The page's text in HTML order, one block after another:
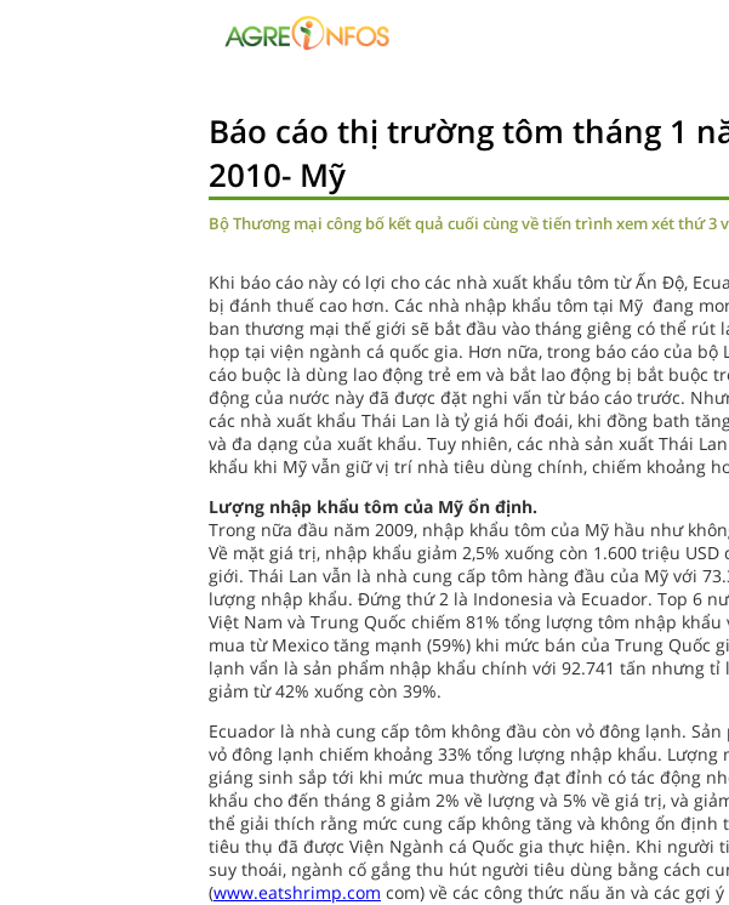
Báo cáo thị trường tôm tháng 1
2010- Mỹ
Bộ Thương mại công bố kết quả cuối cùng về tiến trình xem xét thứ 3
Khi báo cáo này có lợi cho các nhà xuất khẩu tôm từ Ấn Độ,
bị đánh thuế cao hơn. Các nhà nhập khẩu tôm tại Mỹ đang
ban thương mại thế giới sẽ bắt đầu vào tháng giêng có thể rút
họp tại viện ngành cá quốc gia. Hơn nữa, trong báo cáo của bộ
cáo buộc là dùng lao động trẻ em và bắt lao động bị bắt buộc
động của nước này đã được đặt nghi vấn từ báo cáo trước.
các nhà xuất khẩu Thái Lan là tỷ giá hối đoái, khi đồng bath
và đa dạng của xuất khẩu. Tuy nhiên, các nhà sản xuất Thái
khẩu khi Mỹ vẫn giữ vị trí nhà tiêu dùng chính, chiếm khoảng
Lượng nhập khẩu tôm của Mỹ ổn định.
Trong nữa đầu năm 2009, nhập khẩu tôm của Mỹ hầu như
Về mặt giá trị, nhập khẩu giảm 2,5% xuống còn 1.600 triệu
giới. Thái Lan vẫn là nhà cung cấp tôm hàng đầu của Mỹ với
lượng nhập khẩu. Đứng thứ 2 là Indonesia và Ecuador. Top 6
Việt Nam và Trung Quốc chiếm 81% tổng lượng tôm nhập
mua từ Mexico tăng mạnh (59%) khi mức bán của Trung Quốc
lạnh vẩn là sản phẩm nhập khẩu chính với 92.741 tấn nhưng
giảm từ 42% xuống còn 39%.
Ecuador là nhà cung cấp tôm không đầu còn vỏ đông lạnh.
vỏ đông lạnh chiếm khoảng 33% tổng lượng nhập khẩu.
giáng sinh sắp tới khi mức mua thường đạt đỉnh có tác động
khẩu cho đến tháng 8 giảm 2% về lượng và 5% về giá trị, và
thể giải thích rằng mức cung cấp không tăng và không ổn
tiêu thụ đã được Viện Ngành cá Quốc gia thực hiện. Khi
suy thoái, ngành cố gắng thu hút người tiêu dùng bằng cách
(www.eatshrimp.com com) về các công thức nấu ăn và các gợi